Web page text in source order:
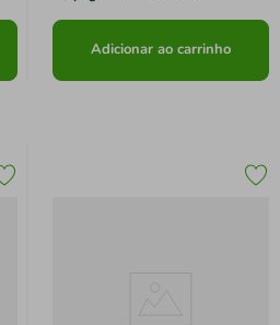
Adicionar ao carrinho